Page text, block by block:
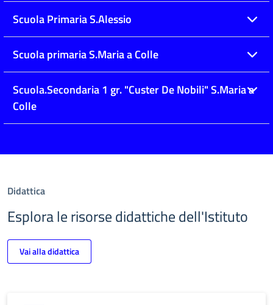
Scuola Primaria S.Alessio
Scuola primaria S.Maria a Colle
Scuola.Secondaria 1 gr. "Custer De Nobili" S.Maria a
Colle
Didattica
Esplora le risorse didattiche dell'Istituto
Vai alla didattica